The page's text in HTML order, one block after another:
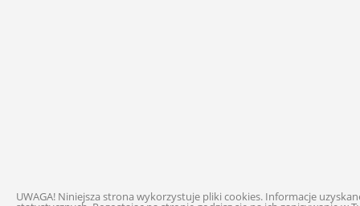
UWAGA! Niniejsza strona wykorzystuje pliki cookies. Informacje